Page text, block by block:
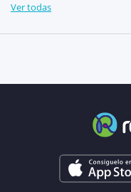
Ver todas